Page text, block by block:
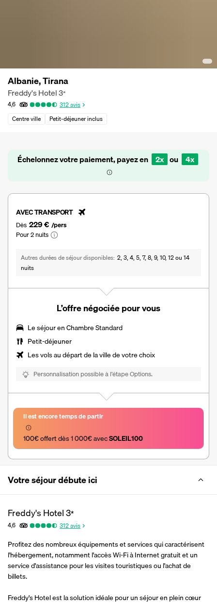
Albanie, Tirana
Freddy's Hotel3*
4,6 312avis
Centre ville
Petit-déjeuner inclus
Échelonnez votre paiement, payez en 2x ou 4x
AVEC TRANSPORT
Dès 229 € /pers
Pour 2 nuits
Autres durées de séjour disponibles 2, 3, 4, 5, 7, 8, 9, 10, 12 ou 14
nuits
L’offre négociée pour vous
Le séjour en Chambre Standard
Petit-déjeuner
Les vols au départ de la ville de votre choix
Personnalisation possible à l’étape Options.
Il est encore temps de partir
100€ offert dès 1 000€ avec SOLEIL100
Votre séjour débute ici
Freddy's Hotel3*
4,6 312avis
Profitez des nombreux équipements et services qui caractérisent
l'hébergement, notamment l'accès Wi-Fi à Internet gratuit et un
service d'assistance pour les visites touristiques ou l'achat de
billets.
Freddy's Hotel est la solution idéale pour un séjour en plein cœur